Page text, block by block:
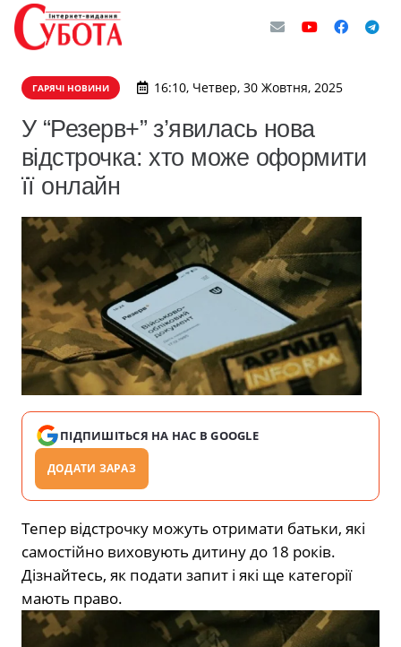
ГАРЯЧІ НОВИНИ 16:10, Четвер, 30 Жовтня, 2025
У “Резерв+” з’явилась нова
відстрочка: хто може оформити
її онлайн
ПІДПИШІТЬСЯ НА НАС В GOOGLE
ДОДАТИ ЗАРАЗ
Тепер відстрочку можуть отримати батьки, які
самостійно виховують дитину до 18 років.
Дізнайтесь, як подати запит і які ще категорії
мають право.